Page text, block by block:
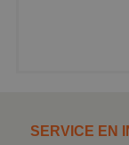
SERVICE EN